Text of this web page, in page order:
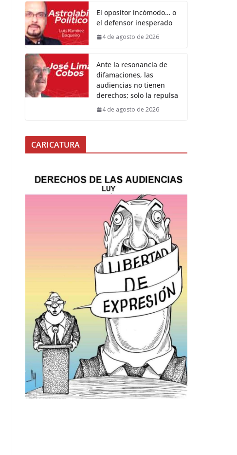
El opositor incómodo… o
el defensor inesperado
4 de agosto de 2026
Ante la resonancia de
difamaciones, las
audiencias no tienen
derechos; solo la repulsa
4 de agosto de 2026
CARICATURA